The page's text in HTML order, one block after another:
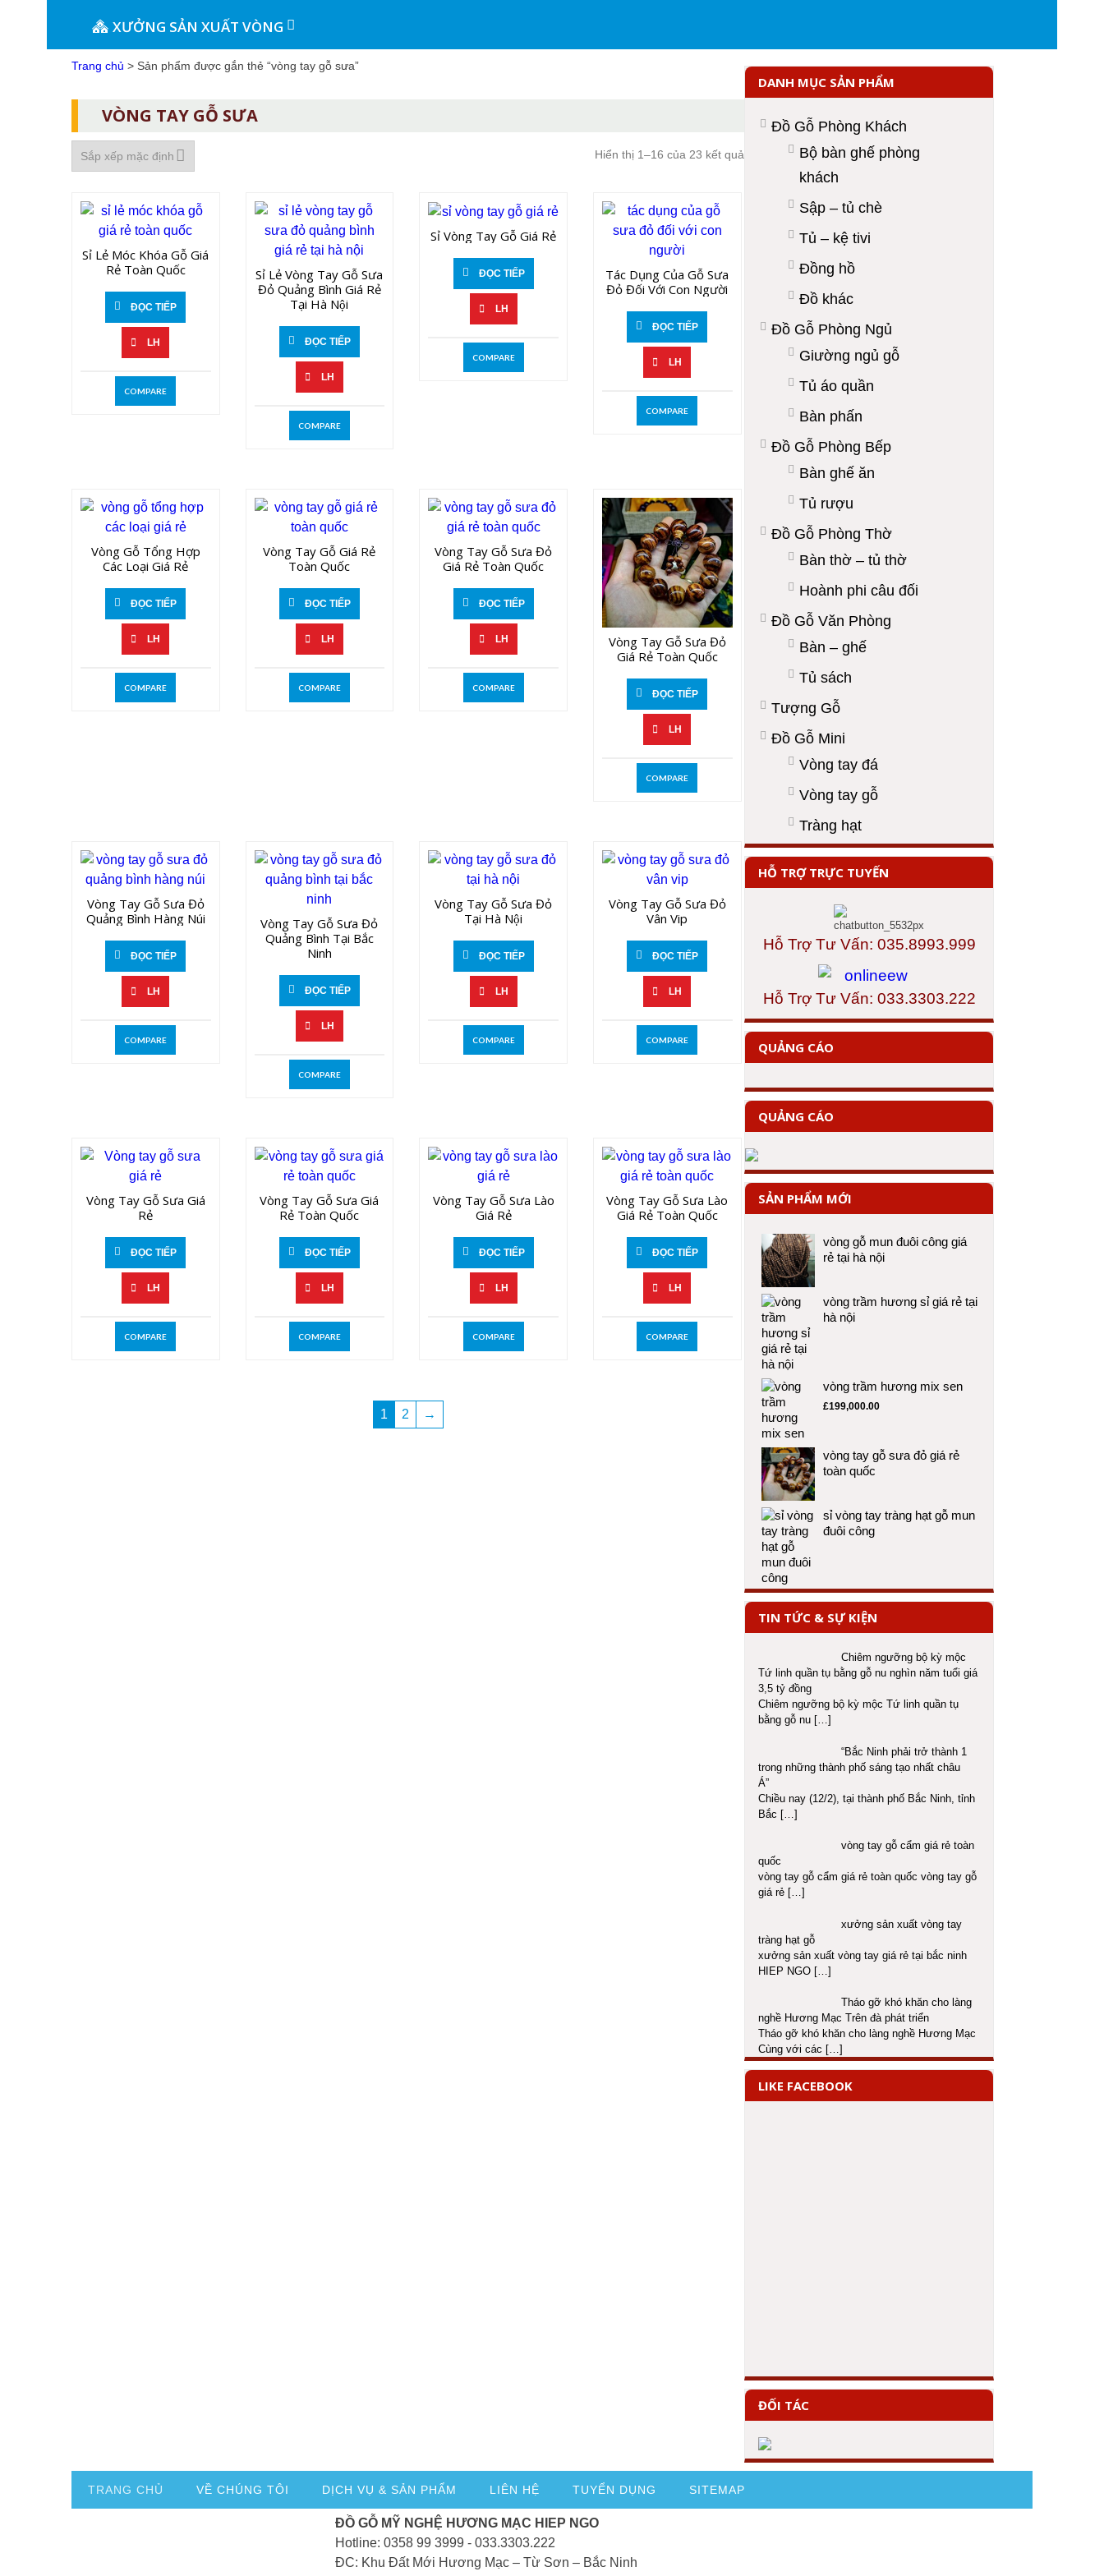
XƯỞNG SẢN XUẤT VÒNG
Trang chủ > Sản phẩm được gắn thẻ “vòng tay gỗ sưa”
VÒNG TAY GỖ SƯA
Hiển thị 1–16 của 23 kết quả
Sỉ Lẻ Móc Khóa Gỗ Giá
Rẻ Toàn Quốc
ĐỌC TIẾP
LH
COMPARE
Sỉ Lẻ Vòng Tay Gỗ Sưa
Đỏ Quảng Bình Giá Rẻ
Tại Hà Nội
ĐỌC TIẾP
LH
COMPARE
Sỉ Vòng Tay Gỗ Giá Rẻ
ĐỌC TIẾP
LH
COMPARE
Tác Dụng Của Gỗ Sưa
Đỏ Đối Với Con Người
ĐỌC TIẾP
LH
COMPARE
Vòng Gỗ Tổng Hợp
Các Loại Giá Rẻ
ĐỌC TIẾP
LH
COMPARE
Vòng Tay Gỗ Giá Rẻ
Toàn Quốc
ĐỌC TIẾP
LH
COMPARE
Vòng Tay Gỗ Sưa Đỏ
Giá Rẻ Toàn Quốc
ĐỌC TIẾP
LH
COMPARE
Vòng Tay Gỗ Sưa Đỏ
Giá Rẻ Toàn Quốc
ĐỌC TIẾP
LH
COMPARE
Vòng Tay Gỗ Sưa Đỏ
Quảng Bình Hàng Núi
ĐỌC TIẾP
LH
COMPARE
Vòng Tay Gỗ Sưa Đỏ
Quảng Bình Tại Bắc
Ninh
ĐỌC TIẾP
LH
COMPARE
Vòng Tay Gỗ Sưa Đỏ
Tại Hà Nội
ĐỌC TIẾP
LH
COMPARE
Vòng Tay Gỗ Sưa Đỏ
Vân Vip
ĐỌC TIẾP
LH
COMPARE
Vòng Tay Gỗ Sưa Giá
Rẻ
ĐỌC TIẾP
LH
COMPARE
Vòng Tay Gỗ Sưa Giá
Rẻ Toàn Quốc
ĐỌC TIẾP
LH
COMPARE
Vòng Tay Gỗ Sưa Lào
Giá Rẻ
ĐỌC TIẾP
LH
COMPARE
Vòng Tay Gỗ Sưa Lào
Giá Rẻ Toàn Quốc
ĐỌC TIẾP
LH
COMPARE
1 2 →
DANH MỤC SẢN PHẨM
Đồ Gỗ Phòng Khách
Bộ bàn ghế phòng
khách
Sập – tủ chè
Tủ – kệ tivi
Đồng hồ
Đồ khác
Đồ Gỗ Phòng Ngủ
Giường ngủ gỗ
Tủ áo quần
Bàn phấn
Đồ Gỗ Phòng Bếp
Bàn ghế ăn
Tủ rượu
Đồ Gỗ Phòng Thờ
Bàn thờ – tủ thờ
Hoành phi câu đối
Đồ Gỗ Văn Phòng
Bàn – ghế
Tủ sách
Tượng Gỗ
Đồ Gỗ Mini
Vòng tay đá
Vòng tay gỗ
Tràng hạt
HỖ TRỢ TRỰC TUYẾN
Hỗ Trợ Tư Vấn: 035.8993.999
Hỗ Trợ Tư Vấn: 033.3303.222
QUẢNG CÁO
QUẢNG CÁO
SẢN PHẨM MỚI
vòng gỗ mun đuôi công giá
rẻ tại hà nội
vòng trầm hương sỉ giá rẻ tại
hà nội
vòng trầm hương mix sen
£199,000.00
vòng tay gỗ sưa đỏ giá rẻ
toàn quốc
sỉ vòng tay tràng hạt gỗ mun
đuôi công
TIN TỨC & SỰ KIỆN
Chiêm ngưỡng bộ kỳ mộc
Tứ linh quần tụ bằng gỗ nu nghìn năm tuổi giá
3,5 tỷ đồng
Chiêm ngưỡng bộ kỳ mộc Tứ linh quần tụ
bằng gỗ nu […]
“Bắc Ninh phải trở thành 1
trong những thành phố sáng tạo nhất châu
Á”
Chiều nay (12/2), tại thành phố Bắc Ninh, tỉnh
Bắc […]
vòng tay gỗ cẩm giá rẻ toàn
quốc
vòng tay gỗ cẩm giá rẻ toàn quốc vòng tay gỗ
giá rẻ […]
xưởng sản xuất vòng tay
tràng hạt gỗ
xưởng sản xuất vòng tay giá rẻ tại bắc ninh
HIEP NGO […]
Tháo gỡ khó khăn cho làng
nghề Hương Mạc Trên đà phát triển
Tháo gỡ khó khăn cho làng nghề Hương Mạc
Cùng với các […]
LIKE FACEBOOK
ĐỐI TÁC
TRANG CHỦ VỀ CHÚNG TÔI DỊCH VỤ & SẢN PHẨM LIÊN HỆ TUYỂN DỤNG SITEMAP
ĐỒ GỖ MỸ NGHỆ HƯƠNG MẠC HIEP NGO
Hotline: 0358 99 3999 - 033.3303.222
ĐC: Khu Đất Mới Hương Mạc – Từ Sơn – Bắc Ninh